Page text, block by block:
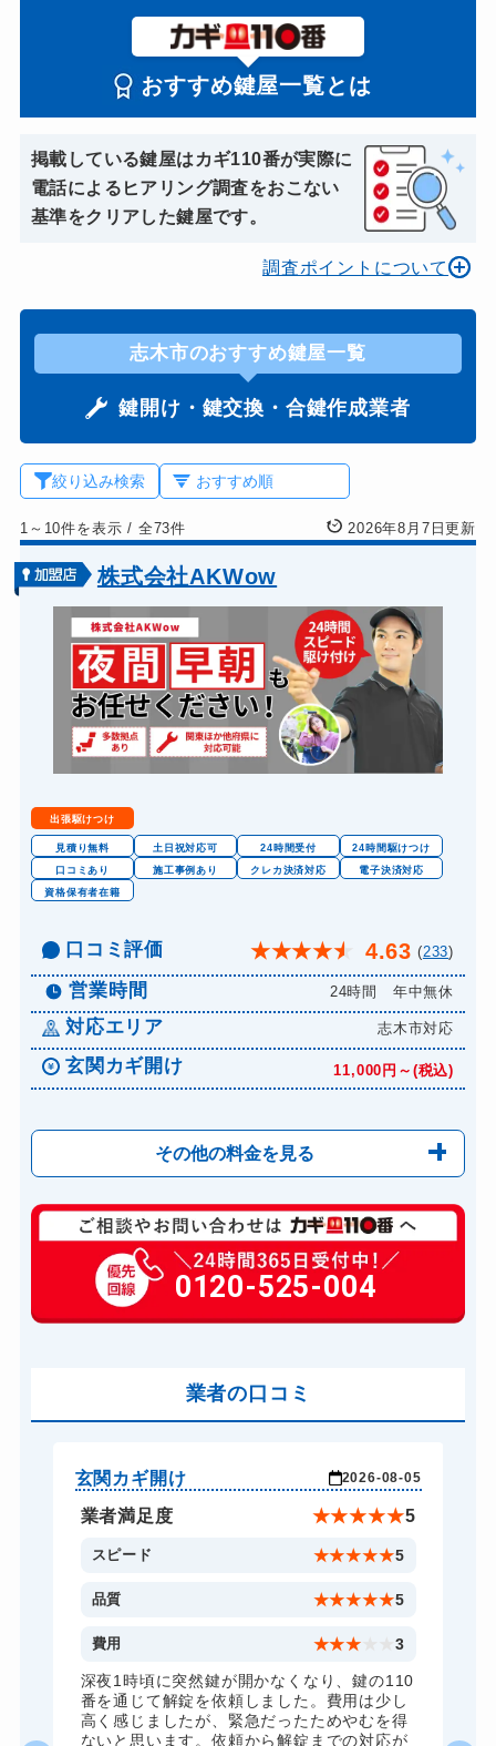
おすすめ鍵屋一覧とは
掲載している鍵屋はカギ110番が実際に
電話によるヒアリング調査をおこない
基準をクリアした鍵屋です。
調査ポイントについて
志木市のおすすめ鍵屋一覧
鍵開け・鍵交換・合鍵作成業者
絞り込み検索
1～10件を表示/ 全73件 2026年8月7日更新
株式会社AKWow
出張駆けつけ
見積り無料 土日祝対応可 24時間受付
24時間駆けつけ
口コミあり
施工事例あり クレカ決済対応
電子決済対応
資格保有者在籍
口コミ評価 ★★★★★ 4.63 (233)
営業時間 24時間 年中無休
対応エリア 志木市対応
玄関カギ開け 11,000円～(税込)
その他の料金を見る
玄関カギ修理 6,600円～(税込)
玄関カギ交換 14,300円～(税込)
車カギ開け 13,200円～(税込)
ドアノブカギ開け 10,780円～(税込)
ドアノブカギ交換 11,000円～(税込)
0120-525-004
業者の口コミ
玄関カギ開け 2026-08-05
業者満足度 ★★★★★5
スピード ★★★★★5
品質 ★★★★★5
費用 ★★★ 3
深夜1時頃に突然鍵が開かなくなり、鍵の110
番を通じて解錠を依頼しました。費用は少し
高く感じましたが、緊急だったためやむを得
ないと思います。依頼から解錠までの対応が